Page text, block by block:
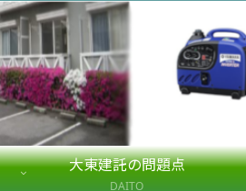
大東建託の問題点
DAITO